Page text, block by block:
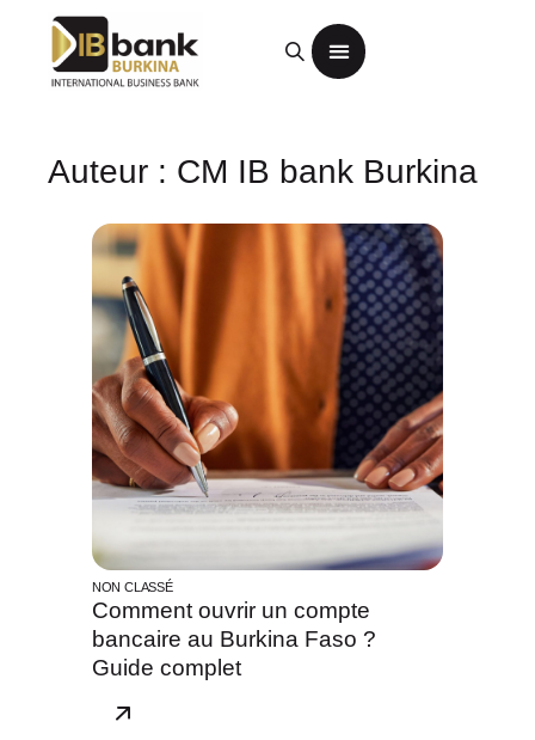
Auteur : CM IB bank Burkina
NON CLASSÉ
Comment ouvrir un compte
bancaire au Burkina Faso ?
Guide complet